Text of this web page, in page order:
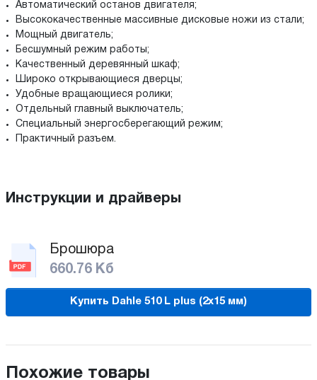
Автоматический останов двигателя;
Высококачественные массивные дисковые ножи из стали;
Мощный двигатель;
Бесшумный режим работы;
Качественный деревянный шкаф;
Широко открывающиеся дверцы;
Удобные вращающиеся ролики;
Отдельный главный выключатель;
Специальный энергосберегающий режим;
Практичный разъем.
Инструкции и драйверы
Брошюра
660.76 Кб
Купить Dahle 510 L plus (2х15 мм)
Похожие товары